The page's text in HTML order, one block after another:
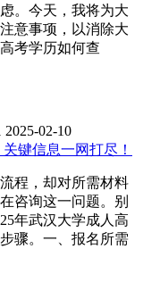
。今天，我将为大
意事项，以消除大
考学历如何查
2025-02-10
键信息一网打尽！
程，却对所需材料
咨询这一问题。别
年武汉大学成人高
骤。一、报名所需